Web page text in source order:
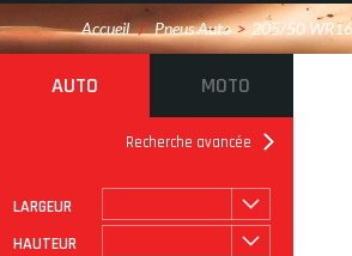
Accueil / Pneus Auto > 205/50 WR16
AUTO MOTO
Recherche avancée
LARGEUR
HAUTEUR